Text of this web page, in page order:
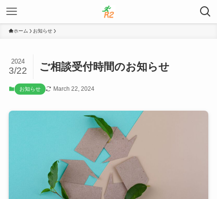
ホーム お知らせ
ご相談受付時間のお知らせ
2024
3/22
お知らせ March 22, 2024